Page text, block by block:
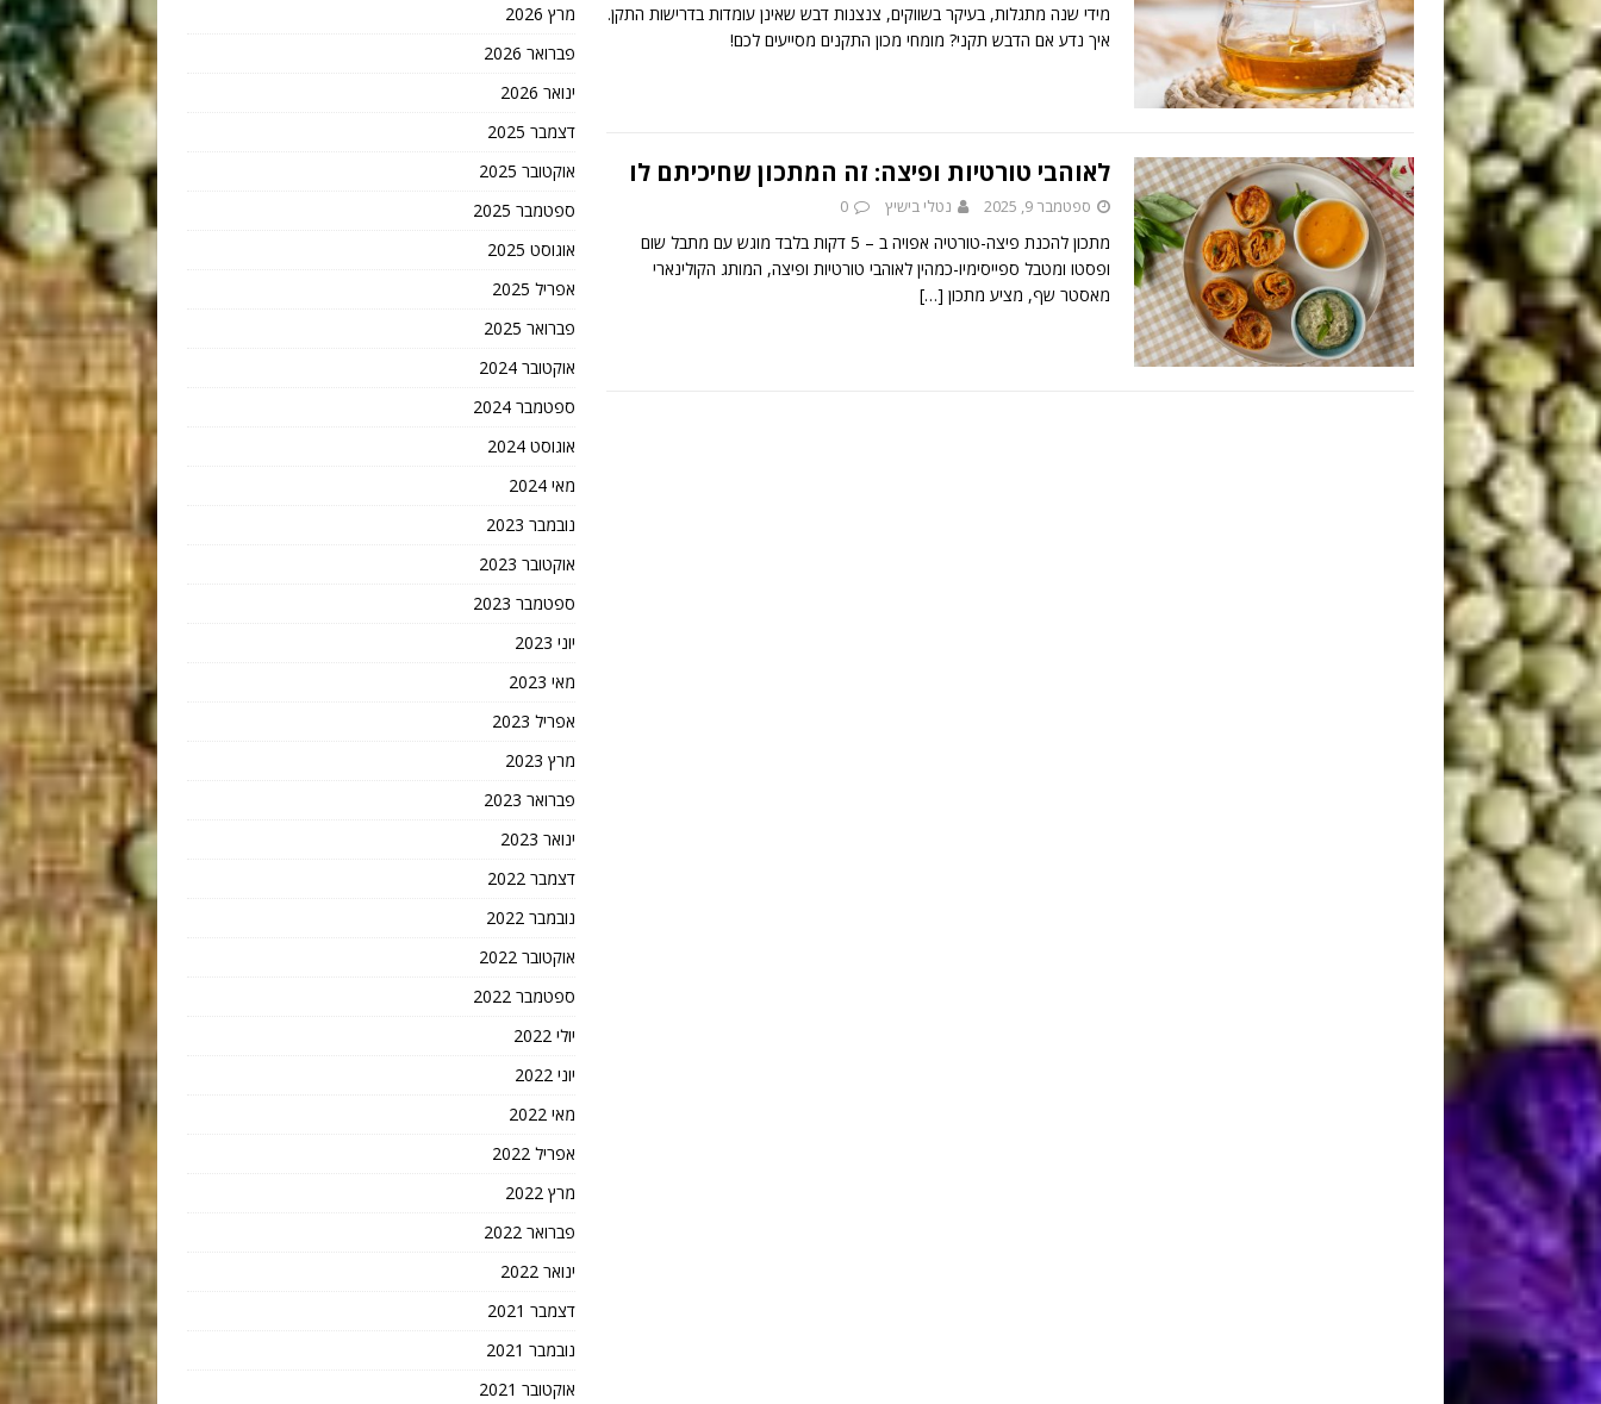
מידי שנה מתגלות, בעיקר בשווקים, צנצנות דבש שאינן עומדות בדרישות התקן.
איך נדע אם הדבש תקני? מומחי מכון התקנים מסייעים לכם!
לאוהבי טורטיות ופיצה: זה המתכון שחיכיתם לו
ספטמבר 9, 2025 נטלי בישיץ 0
מתכון להכנת פיצה-טורטיה אפויה ב – 5 דקות בלבד מוגש עם מתבל שום
ופסטו ומטבל ספייסימיו-כמהין לאוהבי טורטיות ופיצה, המותג הקולינארי
מאסטר שף, מציע מתכון […]
מרץ 2026
פברואר 2026
ינואר 2026
דצמבר 2025
אוקטובר 2025
ספטמבר 2025
אוגוסט 2025
אפריל 2025
פברואר 2025
אוקטובר 2024
ספטמבר 2024
אוגוסט 2024
מאי 2024
נובמבר 2023
אוקטובר 2023
ספטמבר 2023
יוני 2023
מאי 2023
אפריל 2023
מרץ 2023
פברואר 2023
ינואר 2023
דצמבר 2022
נובמבר 2022
אוקטובר 2022
ספטמבר 2022
יולי 2022
יוני 2022
מאי 2022
אפריל 2022
מרץ 2022
פברואר 2022
ינואר 2022
דצמבר 2021
נובמבר 2021
אוקטובר 2021